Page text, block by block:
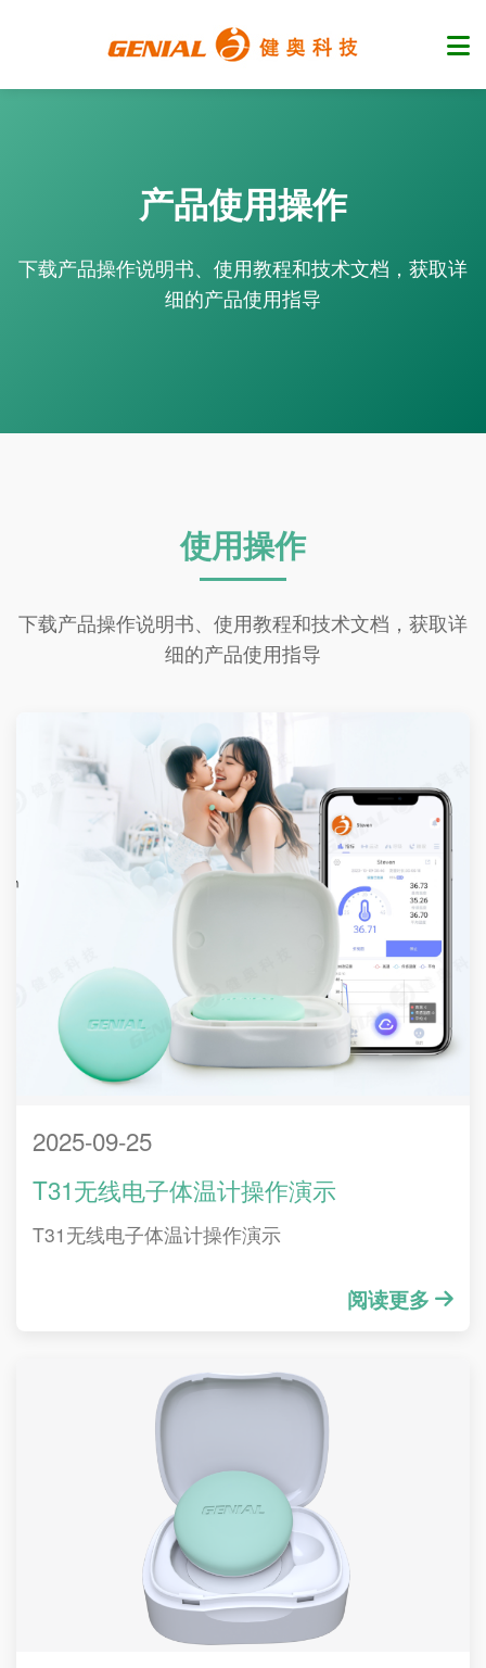
产品使用操作
下载产品操作说明书、使用教程和技术文档，获取详
细的产品使用指导
使用操作
下载产品操作说明书、使用教程和技术文档，获取详
细的产品使用指导
2025-09-25
T31无线电子体温计操作演示
T31无线电子体温计操作演示
阅读更多